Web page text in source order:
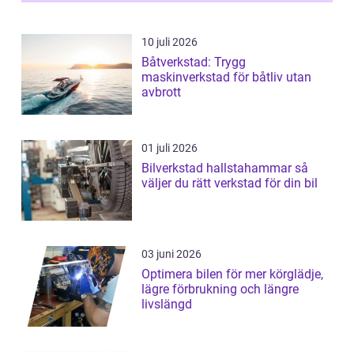
10 juli 2026
Båtverkstad: Trygg
maskinverkstad för båtliv utan
avbrott
01 juli 2026
Bilverkstad hallstahammar så
väljer du rätt verkstad för din bil
03 juni 2026
Optimera bilen för mer körglädje,
lägre förbrukning och längre
livslängd